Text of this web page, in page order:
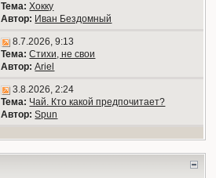
Тема: Хокку
Автор: Иван Бездомный
8.7.2026, 9:13
Тема: Стихи, не свои
Автор: Ariel
3.8.2026, 2:24
Тема: Чай. Кто какой предпочитает?
Автор: Spun